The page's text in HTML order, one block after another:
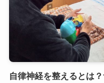
自律神経を整えるとは